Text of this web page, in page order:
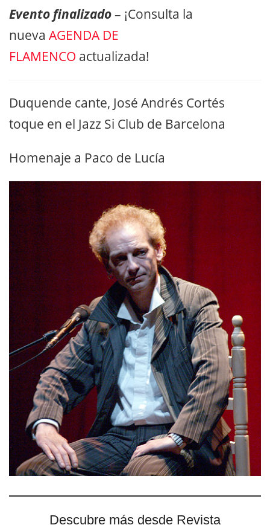
Evento finalizado– ¡Consulta la
nueva AGENDA DE
FLAMENCO actualizada!
Duquende cante, José Andrés Cortés
toque en el Jazz Si Club de Barcelona
Homenaje a Paco de Lucía
Descubre más desde Revista